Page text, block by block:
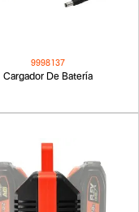
9998137
Cargador De Batería